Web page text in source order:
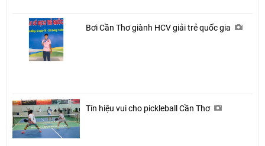
Bơi Cần Thơ giành HCV giải trẻ quốc gia
Tín hiệu vui cho pickleball Cần Thơ